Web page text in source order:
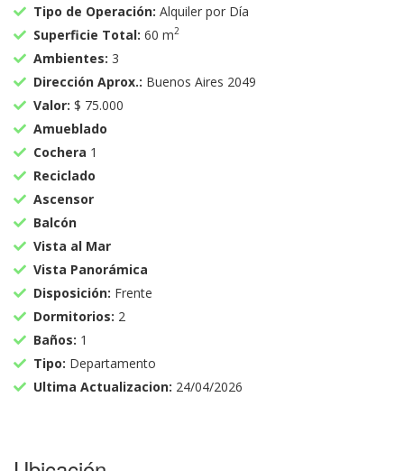
Tipo de Operación: Alquiler por Día
Superficie Total: 60 m2
Ambientes: 3
Dirección Aprox.: Buenos Aires 2049
Valor: $ 75.000
Amueblado
Cochera 1
Reciclado
Ascensor
Balcón
Vista al Mar
Vista Panorámica
Disposición: Frente
Dormitorios: 2
Baños: 1
Tipo: Departamento
Ultima Actualizacion: 24/04/2026